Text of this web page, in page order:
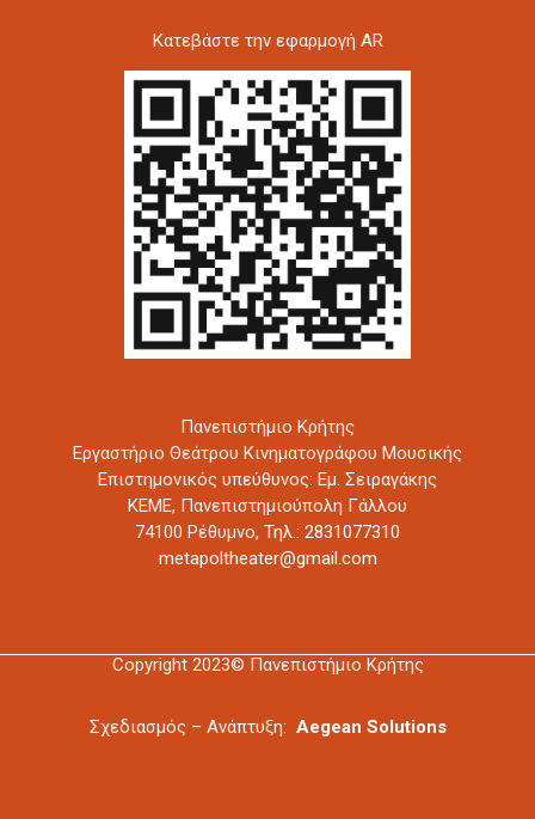
Kατεβάστε την εφαρμογή AR
Πανεπιστήμιο Κρήτης
Εργαστήριο Θεάτρου Κινηματογράφου Μουσικής
Επιστημονικός υπεύθυνος: Εμ. Σειραγάκης
ΚΕΜΕ, Πανεπιστημιούπολη Γάλλου
74100 Ρέθυμνο, Τηλ.: 2831077310
metapoltheater@gmail.com
Copyright 2023© Πανεπιστήμιο Κρήτης
Σχεδιασμός – Ανάπτυξη: Aegean Solutions